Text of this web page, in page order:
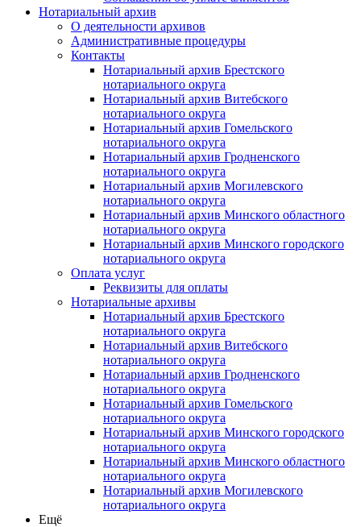
Нотариальный архив
О деятельности архивов
Административные процедуры
Контакты
Нотариальный архив Брестского
нотариального округа
Нотариальный архив Витебского
нотариального округа
Нотариальный архив Гомельского
нотариального округа
Нотариальный архив Гродненского
нотариального округа
Нотариальный архив Могилевского
нотариального округа
Нотариальный архив Минского областного
нотариального округа
Нотариальный архив Минского городского
нотариального округа
Оплата услуг
Реквизиты для оплаты
Нотариальные архивы
Нотариальный архив Брестского
нотариального округа
Нотариальный архив Витебского
нотариального округа
Нотариальный архив Гродненского
нотариального округа
Нотариальный архив Гомельского
нотариального округа
Нотариальный архив Минского городского
нотариального округа
Нотариальный архив Минского областного
нотариального округа
Нотариальный архив Могилевского
нотариального округа
Ещё